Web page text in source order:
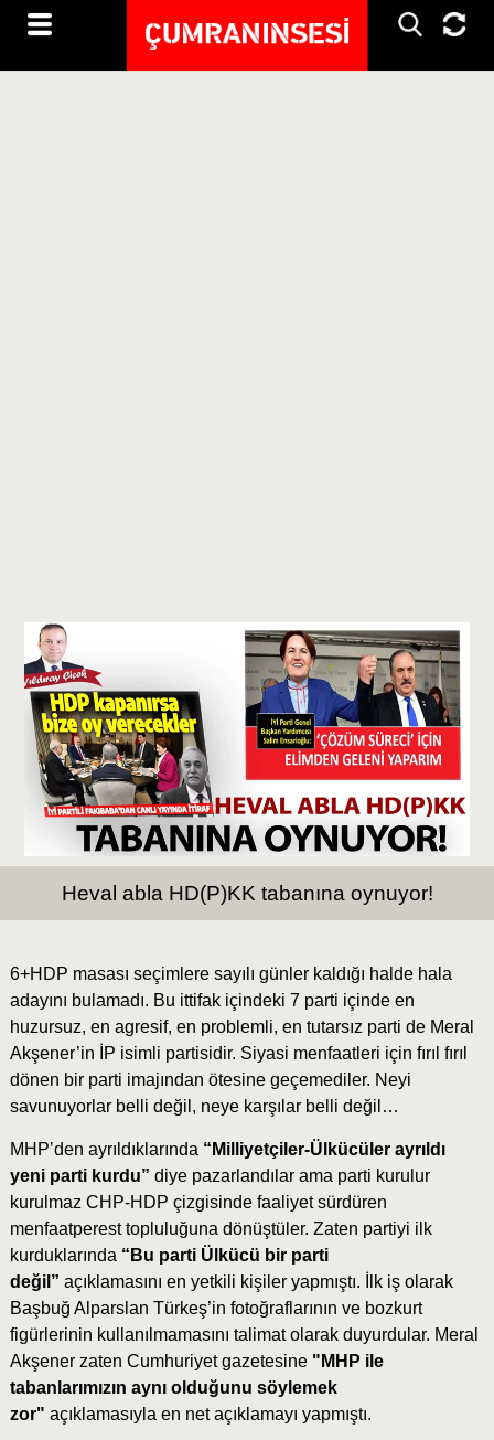
Heval abla HD(P)KK tabanına oynuyor!
6+HDP masası seçimlere sayılı günler kaldığı halde hala
adayını bulamadı. Bu ittifak içindeki 7 parti içinde en
huzursuz, en agresif, en problemli, en tutarsız parti de Meral
Akşener’in İP isimli partisidir. Siyasi menfaatleri için fırıl fırıl
dönen bir parti imajından ötesine geçemediler. Neyi
savunuyorlar belli değil, neye karşılar belli değil…
MHP’den ayrıldıklarında “Milliyetçiler-Ülkücüler ayrıldı
yeni parti kurdu” diye pazarlandılar ama parti kurulur
kurulmaz CHP-HDP çizgisinde faaliyet sürdüren
menfaatperest topluluğuna dönüştüler. Zaten partiyi ilk
kurduklarında “Bu parti Ülkücü bir parti
değil” açıklamasını en yetkili kişiler yapmıştı. İlk iş olarak
Başbuğ Alparslan Türkeş’in fotoğraflarının ve bozkurt
figürlerinin kullanılmamasını talimat olarak duyurdular. Meral
Akşener zaten Cumhuriyet gazetesine "MHP ile
tabanlarımızın aynı olduğunu söylemek
zor" açıklamasıyla en net açıklamayı yapmıştı.